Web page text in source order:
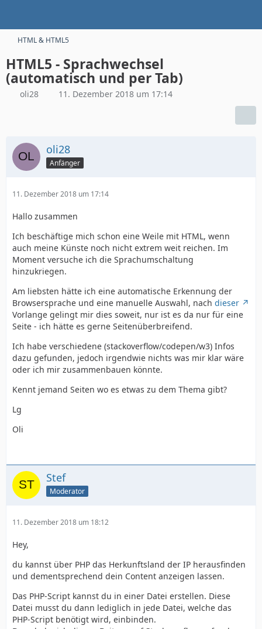
HTML & HTML5
HTML5 - Sprachwechsel
(automatisch und per Tab)
oli28 11. Dezember 2018 um 17:14
oli28
Anfänger
11. Dezember 2018 um 17:14
Hallo zusammen
Ich beschäftige mich schon eine Weile mit HTML, wenn
auch meine Künste noch nicht extrem weit reichen. Im
Moment versuche ich die Sprachumschaltung
hinzukriegen.
Am liebsten hätte ich eine automatische Erkennung der
Browsersprache und eine manuelle Auswahl, nach dieser
Vorlange gelingt mir dies soweit, nur ist es da nur für eine
Seite - ich hätte es gerne Seitenüberbreifend.
Ich habe verschiedene (stackoverflow/codepen/w3) Infos
dazu gefunden, jedoch irgendwie nichts was mir klar wäre
oder ich mir zusammenbauen könnte.
Kennt jemand Seiten wo es etwas zu dem Thema gibt?
Lg
Oli
Stef
Moderator
11. Dezember 2018 um 18:12
Hey,
du kannst über PHP das Herkunftsland der IP herausfinden
und dementsprechend dein Content anzeigen lassen.
Das PHP-Script kannst du in einer Datei erstellen. Diese
Datei musst du dann lediglich in jede Datei, welche das
PHP-Script benötigt wird, einbinden.